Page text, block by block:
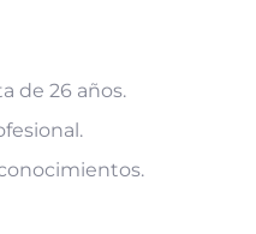
de 26 años.